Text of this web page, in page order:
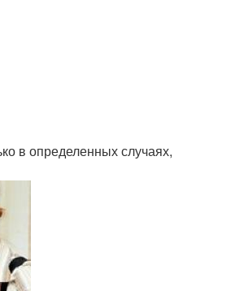
в определенных случаях,